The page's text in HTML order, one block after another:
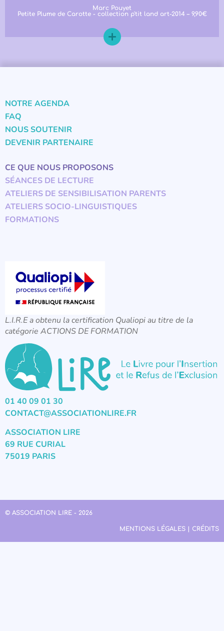
Marc Pouyet
Petite Plume de Carotte - collection p'tit land art-2014 – 9,90€
NOTRE AGENDA
FAQ
NOUS SOUTENIR
DEVENIR PARTENAIRE
CE QUE NOUS PROPOSONS
SÉANCES DE LECTURE
ATELIERS DE SENSIBILISATION PARENTS
ATELIERS SOCIO-LINGUISTIQUES
FORMATIONS
L.I.R.E a obtenu la certification Qualiopi au titre de la
catégorie ACTIONS DE FORMATION
01 40 09 01 30
CONTACT@ASSOCIATIONLIRE.FR
ASSOCIATION LIRE
69 RUE CURIAL
75019 PARIS
© ASSOCIATION LIRE - 2026
MENTIONS LÉGALES | CRÉDITS